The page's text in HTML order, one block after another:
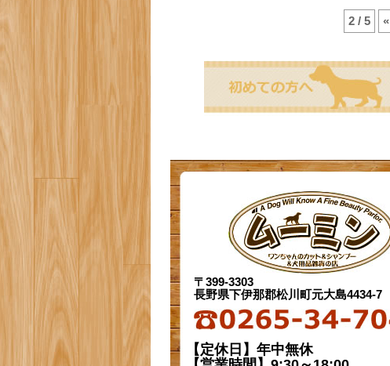
2 / 5 «
〒399-3303
長野県下伊那郡松川町元大島4434-7
【定休日】年中無休